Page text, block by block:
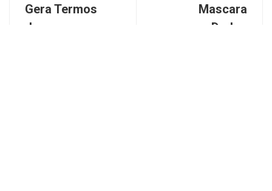
Gera Termos
de
Mascara
Dados